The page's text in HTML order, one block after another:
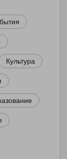
Культура